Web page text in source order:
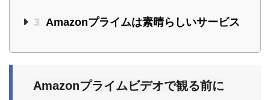
3 Amazonプライムは素晴らしいサービス
Amazonプライムビデオで観る前に